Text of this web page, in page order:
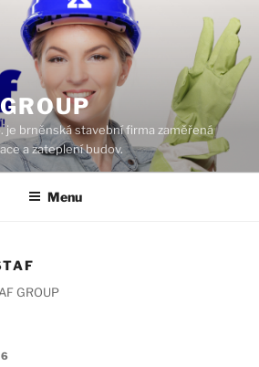
je brněnská stavební firma zaměřená
a zateplení budov.
Menu
GROUP